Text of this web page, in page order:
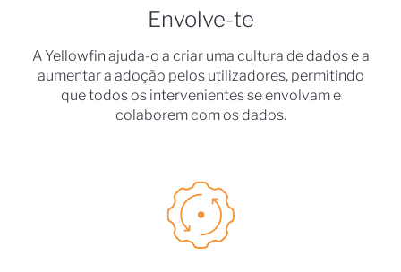
Envolve-te
A Yellowfin ajuda-o a criar uma cultura de dados e a
aumentar a adoção pelos utilizadores, permitindo
que todos os intervenientes se envolvam e
colaborem com os dados.